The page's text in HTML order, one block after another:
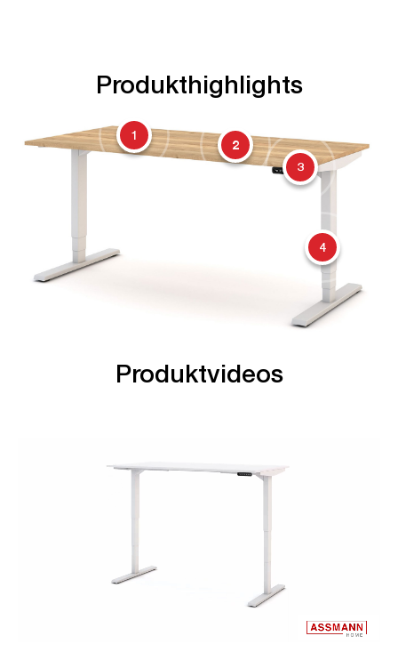
Produkthighlights
1
2
3
4
Produktvideos